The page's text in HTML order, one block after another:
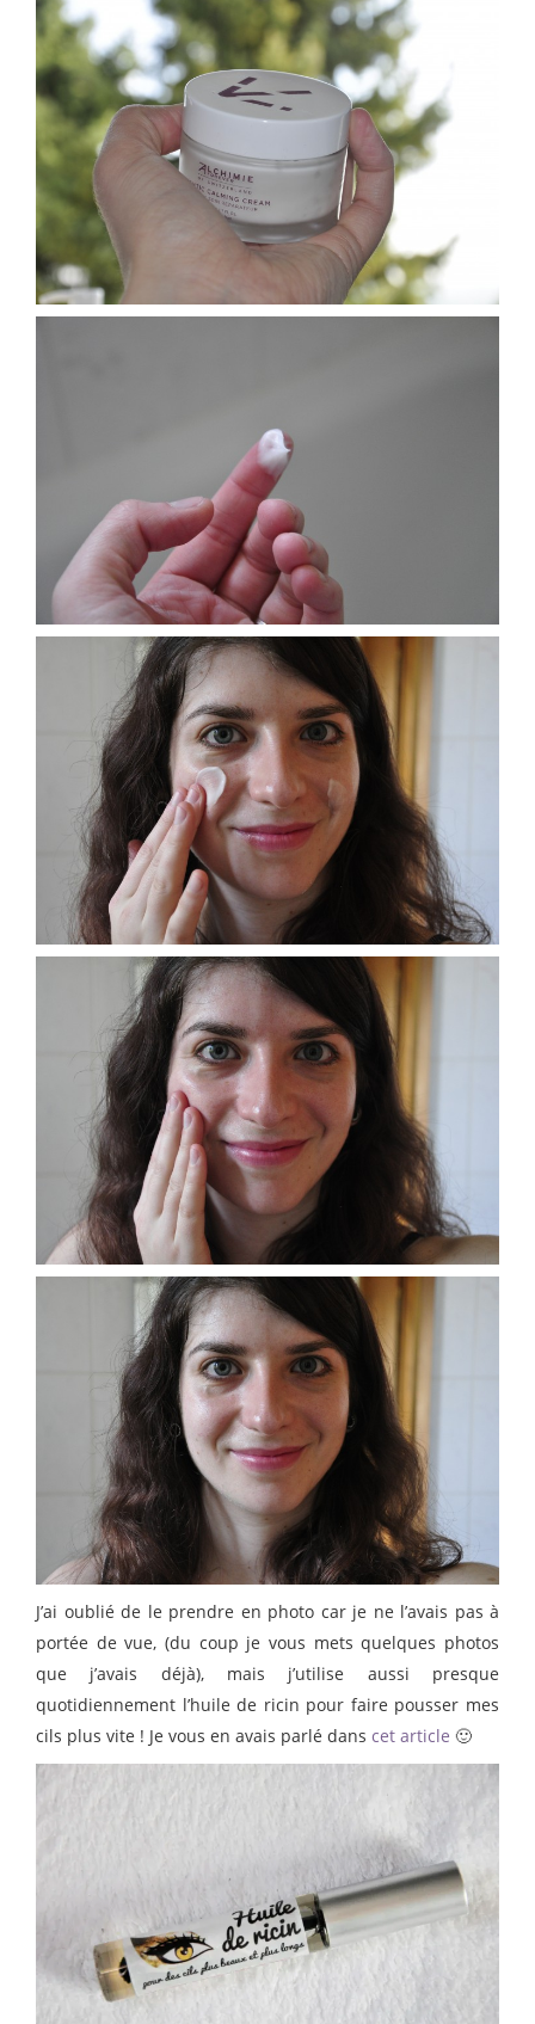
J’ai oublié de le prendre en photo car je ne l’avais pas à
portée de vue, (du coup je vous mets quelques photos
que j’avais déjà), mais j’utilise aussi presque
quotidiennement l’huile de ricin pour faire pousser mes
cils plus vite ! Je vous en avais parlé dans cet article 🙂